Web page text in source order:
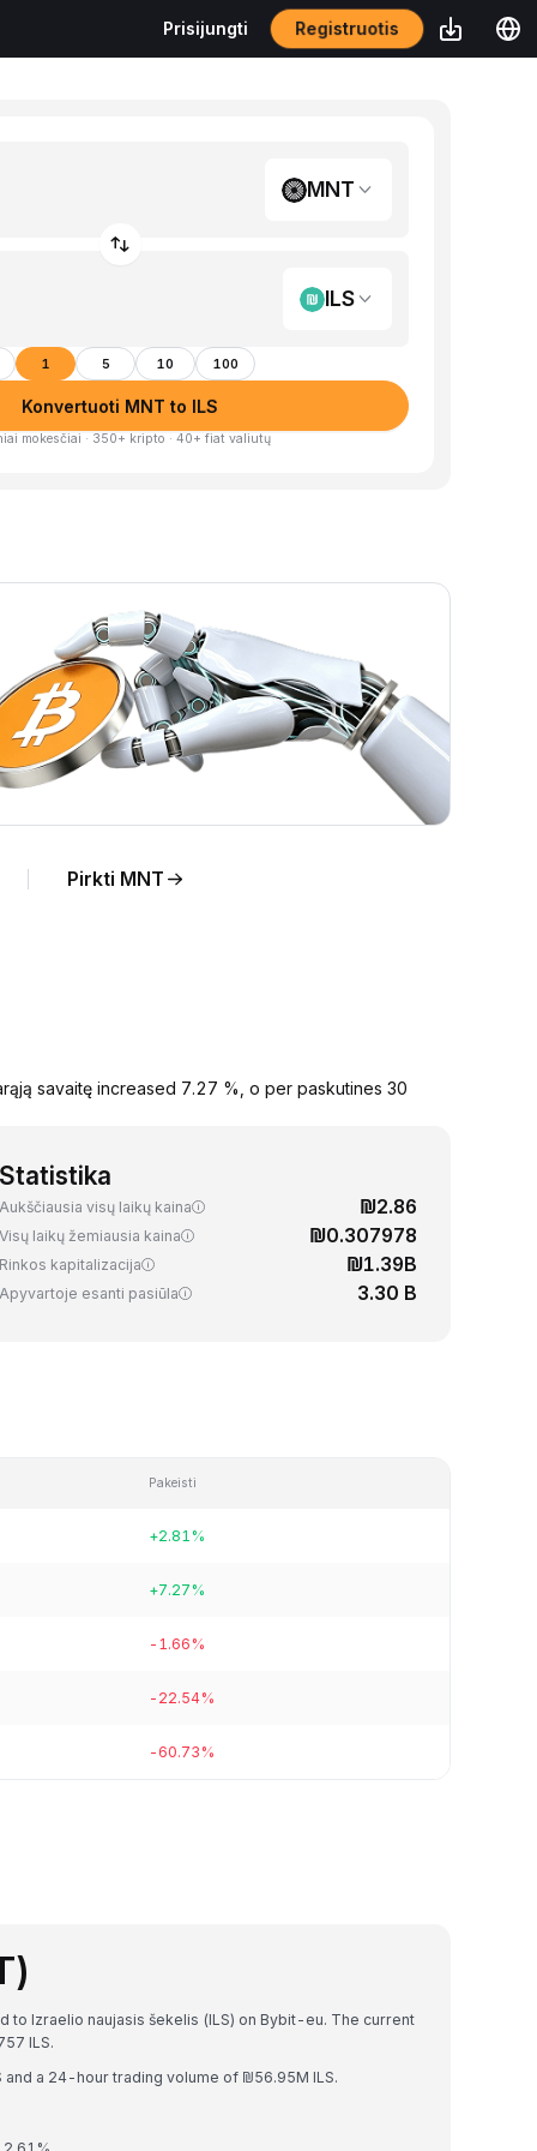
Prisijungti Registruotis
MNT
ILS
1 5 10 100
Konvertuoti MNT to ILS
mokesčiai · 350+ kripto · 40+ fiat valiutų
Pirkti MNT
savaitę increased 7.27 %, o per paskutines 30
Statistika
Aukščiausia visų laikų kaina ₪2.86
Visų laikų žemiausia kaina ₪0.307978
Rinkos kapitalizacija ₪1.39B
Apyvartoje esanti pasiūla 3.30 B
Pakeisti
+2.81%
+7.27%
-1.66%
-22.54%
-60.73%
to Izraelio naujasis šekelis (ILS) on Bybit-eu. The current
ILS.
a 24-hour trading volume of ₪56.95M ILS.